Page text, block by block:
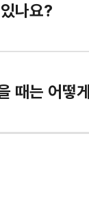
나요?
때는 어떻